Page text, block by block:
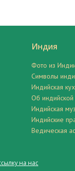
Индия
Фото из
Символы
Индийская
Об
Индийская
Индийские
Ведическая
на нас